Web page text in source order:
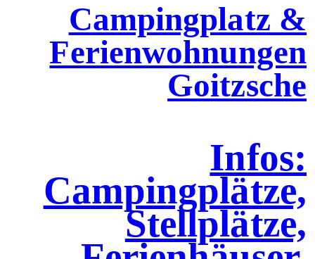
Campingplatz &
Ferienwohnungen
Goitzsche
Infos:
Campingplätze,
Stellplätze,